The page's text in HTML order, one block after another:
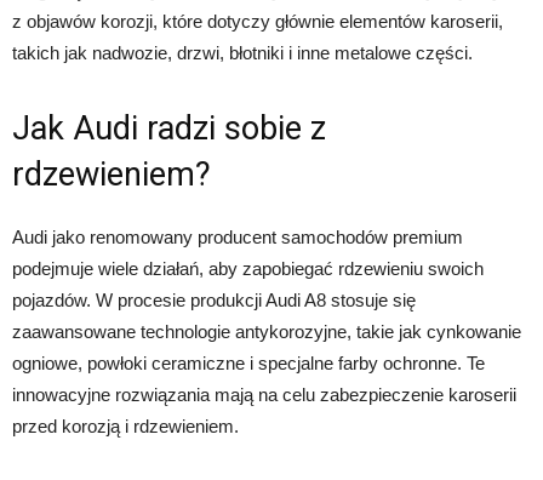
z objawów korozji, które dotyczy głównie elementów karoserii,
takich jak nadwozie, drzwi, błotniki i inne metalowe części.
Jak Audi radzi sobie z
rdzewieniem?
Audi jako renomowany producent samochodów premium
podejmuje wiele działań, aby zapobiegać rdzewieniu swoich
pojazdów. W procesie produkcji Audi A8 stosuje się
zaawansowane technologie antykorozyjne, takie jak cynkowanie
ogniowe, powłoki ceramiczne i specjalne farby ochronne. Te
innowacyjne rozwiązania mają na celu zabezpieczenie karoserii
przed korozją i rdzewieniem.